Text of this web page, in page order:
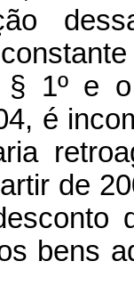
§ 1º e
é
de
bens